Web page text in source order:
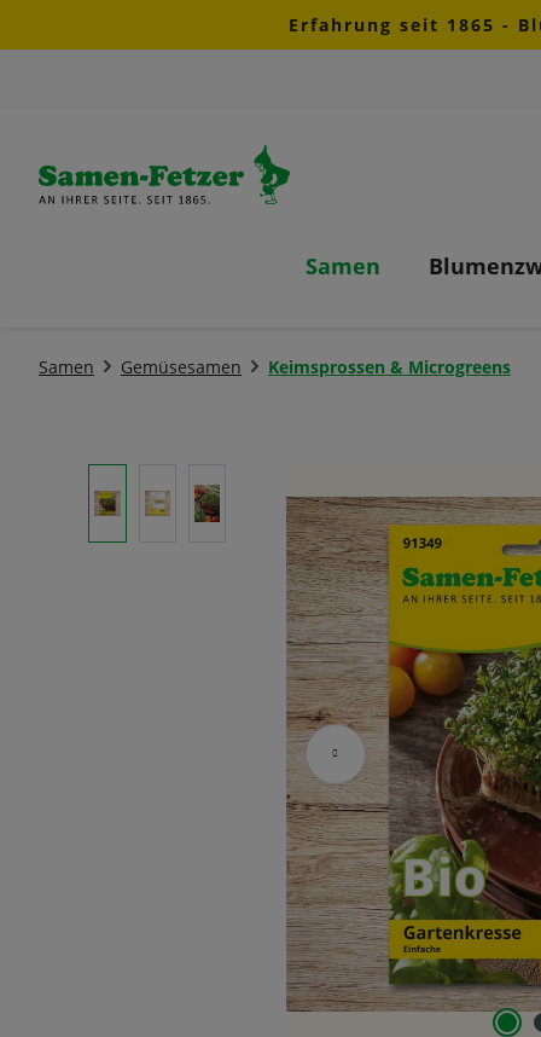
Zur Hauptnavigation springenErfahrung seit 1865 -
Samen
Samen Gemüsesamen Keimsprossen & Microgreens